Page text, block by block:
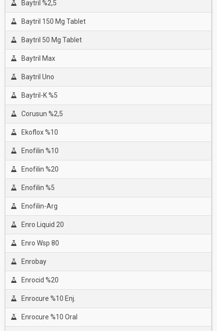
Baytril %2,5
Baytril 150 Mg Tablet
Baytril 50 Mg Tablet
Baytril Max
Baytril Uno
Baytril-K %5
Corusun %2,5
Ekoflox %10
Enofilin %10
Enofilin %20
Enofilin %5
Enofilin-Arg
Enro Liquid 20
Enro Wsp 80
Enrobay
Enrocid %20
Enrocure %10 Enj.
Enrocure %10 Oral